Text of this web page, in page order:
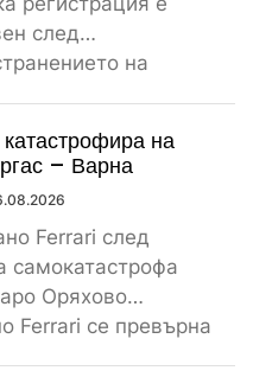
след
на
на
– Варна
Ferrari след
самокатастрофа
Оряхово
Ferrari се превърна